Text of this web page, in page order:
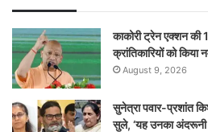
काकोरी ट्रेन एक्शन की
क्रांतिकारियों को किया
August 9, 2026
सुनेत्रा पवार-प्रशांत
सुले, ‘यह उनका अंदरूनी